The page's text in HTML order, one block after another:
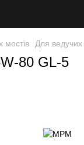
мостів Для ведучих
80 GL-5